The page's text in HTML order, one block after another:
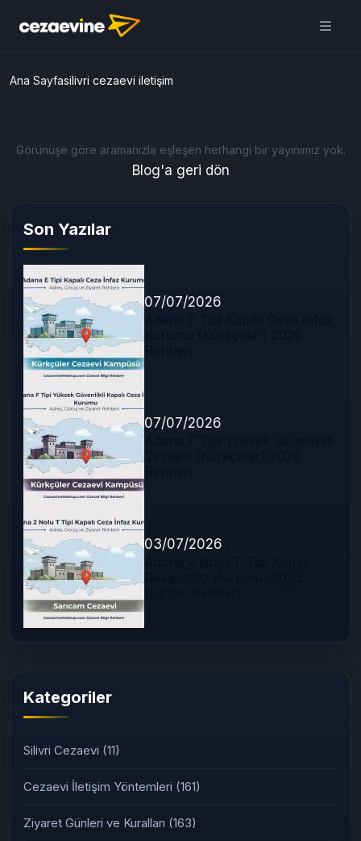
Ana Sayfasilivri cezaevi iletişim
Görünüşe göre aramanızla eşleşen herhangi bir yayınımız yok.
Blog'a geri dön
Son Yazılar
07/07/2026
07/07/2026
03/07/2026
Kategoriler
Silivri Cezaevi (11)
Cezaevi İletişim Yöntemleri (161)
Ziyaret Günleri ve Kuralları (163)